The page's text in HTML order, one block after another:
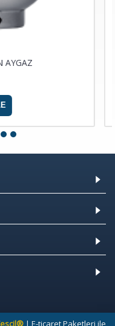
| E-ticaret Paketleri ile